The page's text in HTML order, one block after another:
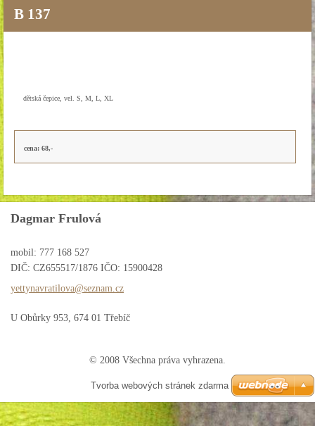
B 137
dětská čepice, vel. S, M, L, XL
cena: 68,-
Dagmar Frulová
mobil: 777 168 527
DIČ: CZ655517/1876 IČO: 15900428
yettynavratilova@seznam. cz
U Obůrky 953, 674 01 Třebíč
© 2008 Všechna práva vyhrazena.
Tvorba webových stránek zdarma